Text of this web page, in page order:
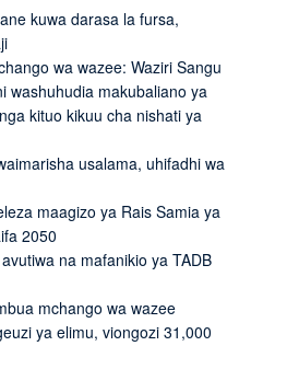
kuwa darasa la fursa,
wa wazee: Waziri Sangu
washuhudia makubaliano ya
kituo kikuu cha nishati ya
usalama, uhifadhi wa
maagizo ya Rais Samia ya
2050
na mafanikio ya TADB
mchango wa wazee
ya elimu, viongozi 31,000